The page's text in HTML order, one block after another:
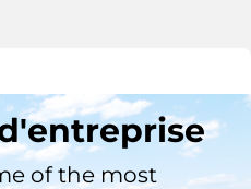
of the most